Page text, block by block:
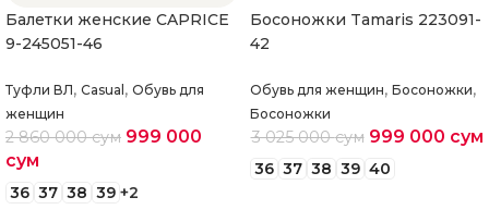
Балетки женские CAPRICE
9-245051-46
Туфли ВЛ, Casual , Обувь для
женщин
2 860 000сум 999 000
сум
36 37 38 39 +2
Босоножки Tamaris 223091-
42
Обувь для женщин, Босоножки,
Босоножки
3 025 000сум 999 000 сум
36 37 38 39 40